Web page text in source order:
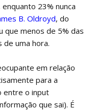
23% nunca
B. Oldroyd, do
que menos de 5% das
uma hora.
em relação
para a
entre o input
que sai). É